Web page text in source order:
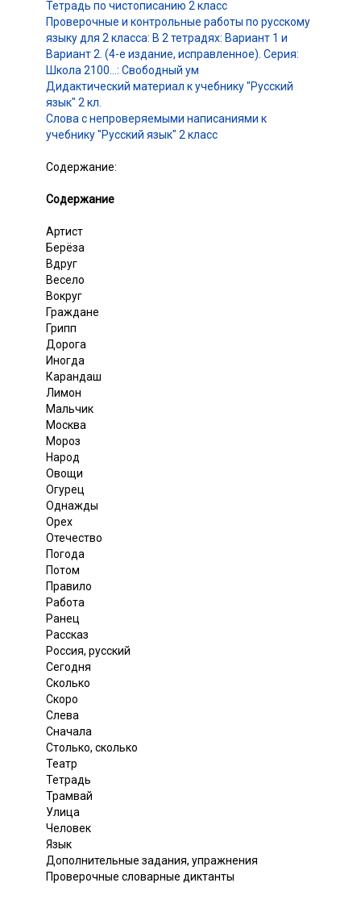
Тетрадь по чистописанию 2 класс
Проверочные и контрольные работы по русскому
языку для 2 класса: В 2 тетрадях: Вариант 1 и
Вариант 2. (4-е издание, исправленное). Серия:
Школа 2100…: Свободный ум
Дидактический материал к учебнику "Русский
язык" 2 кл.
Слова с непроверяемыми написаниями к
учебнику "Русский язык" 2 класс
Содержание:
Содержание
Артист
Берёза
Вдруг
Весело
Вокруг
Граждане
Грипп
Дорога
Иногда
Карандаш
Лимон
Мальчик
Москва
Мороз
Народ
Овощи
Огурец
Однажды
Орех
Отечество
Погода
Потом
Правило
Работа
Ранец
Рассказ
Россия, русский
Сегодня
Сколько
Скоро
Слева
Сначала
Столько, сколько
Театр
Тетрадь
Трамвай
Улица
Человек
Язык
Дополнительные задания, упражнения
Проверочные словарные диктанты